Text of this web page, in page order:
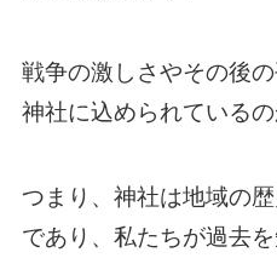
戦争の激しさやその後
神社に込められているの
つまり、神社は地域の
であり、私たちが過去